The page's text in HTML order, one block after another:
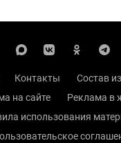
Контакты
Состав
на сайте
Реклама в
использования